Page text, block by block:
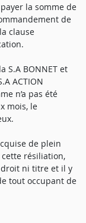
la somme de
de
clause
S.A BONNET et
ACTION
n’a pas été
mois, le
de plein
résiliation,
droit ni titre et il y
tout occupant de